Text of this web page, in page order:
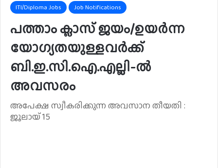
ITI/Diploma Jobs
Job Notifications
പത്താം ക്ലാസ് ജയം/ഉയർന്ന
യോഗ്യതയുള്ളവർക്ക്
ബി.ഇ.സി.ഐ.എല്ലി-ൽ
അവസരം
അപേക്ഷ സ്വീകരിക്കുന്ന അവസാന തീയതി :
ജൂലായ് 15